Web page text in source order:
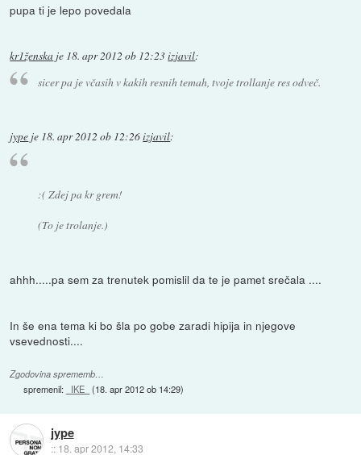
pupa ti je lepo povedala
kr1ženska je 18. apr 2012 ob 12:23izjavil:
sicer pa je včasih v kakih resnih temah, tvoje trollanje res odveč.
jype je 18. apr 2012 ob 12:26izjavil:
:( Zdej pa kr grem!
(To je trolanje.)
ahhh.....pa sem za trenutek pomislil da te je pamet srečala ....
In še ena tema ki bo šla po gobe zaradi hipija in njegove
vsevednosti....
Zgodovina sprememb…
spremenil: _IKE_ (18. apr 2012 ob 14:29)
jype
:: 18. apr 2012, 14:33